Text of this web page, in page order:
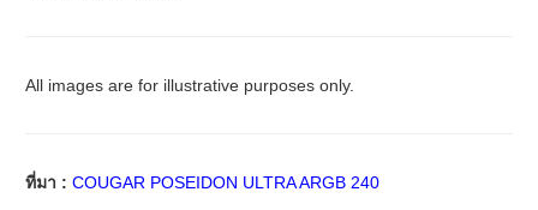
All images are for illustrative purposes only.
ที่มา : COUGAR POSEIDON ULTRA ARGB 240